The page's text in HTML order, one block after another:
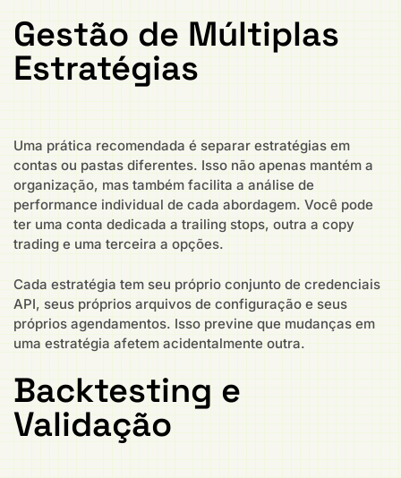
Gestão de Múltiplas
Estratégias
Uma prática recomendada é separar estratégias em
contas ou pastas diferentes. Isso não apenas mantém a
organização, mas também facilita a análise de
performance individual de cada abordagem. Você pode
ter uma conta dedicada a trailing stops, outra a copy
trading e uma terceira a opções.
Cada estratégia tem seu próprio conjunto de credenciais
API, seus próprios arquivos de configuração e seus
próprios agendamentos. Isso previne que mudanças em
uma estratégia afetem acidentalmente outra.
Backtesting e
Validação